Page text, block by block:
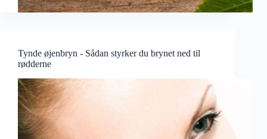
Tynde øjenbryn - Sådan styrker du brynet ned til
rødderne